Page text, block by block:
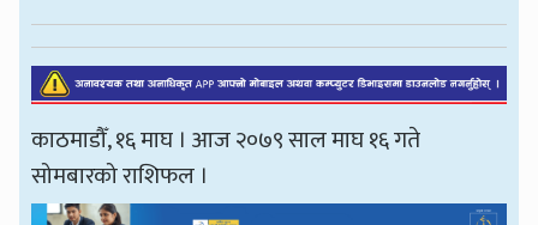
काठमाडौँ, १६ माघ । आज २०७९ साल माघ १६ गते
सोमबारको राशिफल ।